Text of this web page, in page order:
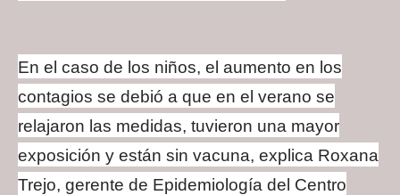
En el caso de los niños, el aumento en los
contagios se debió a que en el verano se
relajaron las medidas, tuvieron una mayor
exposición y están sin vacuna, explica Roxana
Trejo, gerente de Epidemiología del Centro